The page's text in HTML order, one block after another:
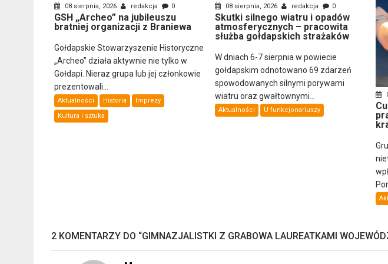
08 sierpnia, 2026 redakcja 0
GSH „Archeo” na jubileuszu
bratniej organizacji z Braniewa
Gołdapskie Stowarzyszenie Historyczne
„Archeo” działa aktywnie nie tylko w
Gołdapi. Nieraz grupa lub jej członkowie
prezentowali...
Aktualności Historia
Imprezy
Kultura i sztuka
08 sierpnia, 2026 redakcja 0
Skutki silnego wiatru i opadów
atmosferycznych – pracowita
służba gołdapskich strażaków
W dniach 6-7 sierpnia w powiecie
gołdapskim odnotowano 69 zdarzeń
spowodowanych silnymi porywami
wiatru oraz gwałtownymi...
Aktualności U funkcjonariuszy
2 KOMENTARZY DO “GIMNAZJALISTKI Z GRABOWA LAUREATKAMI